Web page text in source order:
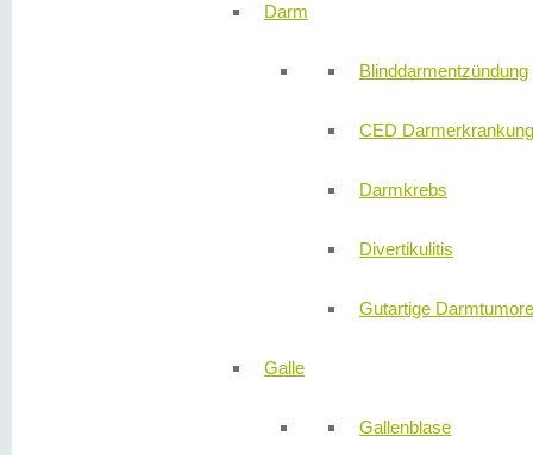
Darm
Blinddarmentzündung
CED Darmerkrankung
Darmkrebs
Divertikulitis
Gutartige Darmtumore
Galle
Gallenblase